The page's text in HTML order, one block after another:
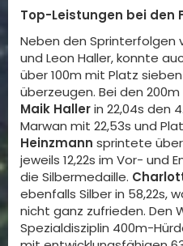
Top-Leistungen bei den
Neben den Sprinterfolgen
und Leon Haller, konnte
über 100m mit Platz sieben
überzeugen. Bei den
Maik Hallerin 22,04s den
Marwan mit 22,53s und
Heinzmann sprintete über
jeweils 12,22s im Vor- und
die Silbermedaille.
ebenfalls Silber in 58,22s,
nicht ganz zufrieden. Den
Spezialdisziplin 400m-